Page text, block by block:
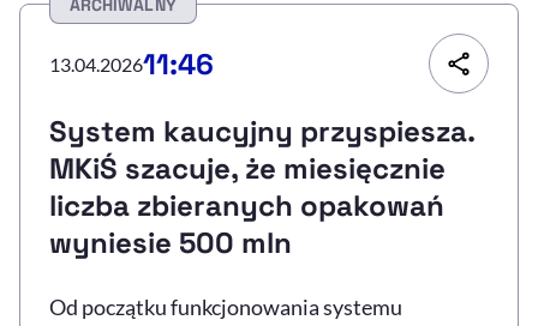
ARCHIWALNY
13.04.202611:46
System kaucyjny przyspiesza.
MKiŚ szacuje, że miesięcznie
liczba zbieranych opakowań
wyniesie 500 mln
Od początku funkcjonowania systemu